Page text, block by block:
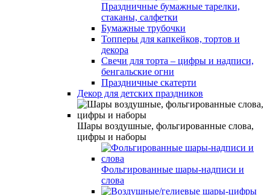
Праздничные бумажные тарелки,
стаканы, салфетки
Бумажные трубочки
Топперы для капкейков, тортов и
декора
Свечи для торта – цифры и надписи,
бенгальские огни
Праздничные скатерти
Декор для детских праздников
Шары воздушные, фольгированные слова,
цифры и наборы
Фольгированные шары-надписи и
слова